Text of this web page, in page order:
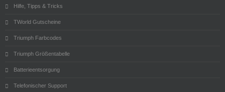
Hilfe, Tipps & Tricks
TWorld Gutscheine
Triumph Farbcodes
Triumph Größentabelle
Batterieentsorgung
Telefonischer Support